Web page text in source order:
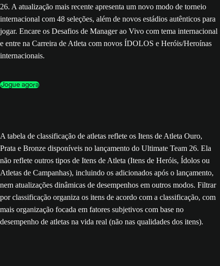
26. A atualização mais recente apresenta um novo modo de torneio
internacional com 48 seleções, além de novos estádios autênticos para
jogar. Encare os Desafios de Manager ao Vivo com tema internacional
e entre na Carreira de Atleta com novos ÍDOLOS e Heróis/Heroínas
internacionais.
Jogue agora
A tabela de classificação de atletas reflete os Itens de Atleta Ouro,
Prata e Bronze disponíveis no lançamento do Ultimate Team 26. Ela
não reflete outros tipos de Itens de Atleta (Itens de Heróis, Ídolos ou
Atletas de Campanhas), incluindo os adicionados após o lançamento,
nem atualizações dinâmicas de desempenhos em outros modos. Filtrar
por classificação organiza os itens de acordo com a classificação, com
mais organização focada em fatores subjetivos com base no
desempenho de atletas na vida real (não nas qualidades dos itens).